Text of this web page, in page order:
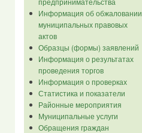
Информация об обжаловании
муниципальных правовых
актов
Образцы (формы) заявлений
Информация о результатах
проведения торгов
Информация о проверках
Статистика и показатели
Районные мероприятия
Муниципальные услуги
Обращения граждан